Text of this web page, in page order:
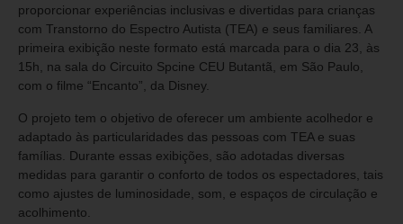
proporcionar experiências inclusivas e divertidas para crianças
com Transtorno do Espectro Autista (TEA) e seus familiares. A
primeira exibição neste formato está marcada para o dia 23, às
15h, na sala do Circuito Spcine CEU Butantã, em São Paulo,
com o filme “Encanto”, da Disney.
O projeto tem o objetivo de oferecer um ambiente acolhedor e
adaptado às particularidades das pessoas com TEA e suas
famílias. Durante essas exibições, são adotadas diversas
medidas para garantir o conforto de todos os espectadores, tais
como ajustes de luminosidade, som, e espaços de circulação e
acolhimento.